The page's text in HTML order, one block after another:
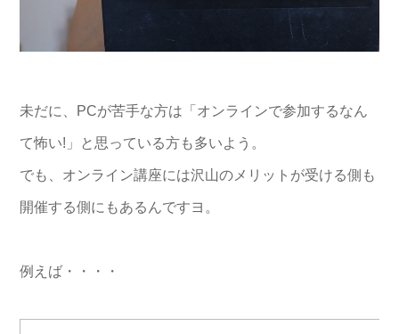
未だに、PCが苦手な方は「オンラインで参加するなん
て怖い!」と思っている方も多いよう。
でも、オンライン講座には沢山のメリットが受ける側も
開催する側にもあるんですヨ。
例えば・・・・